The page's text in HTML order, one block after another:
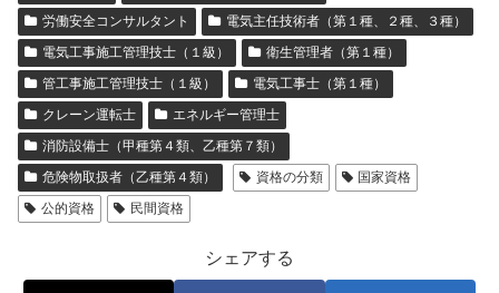
労働安全コンサルタント
電気主任技術者（第１種、２種、３種）
電気工事施工管理技士（１級）
衛生管理者（第１種）
管工事施工管理技士（１級）
電気工事士（第１種）
クレーン運転士
エネルギー管理士
消防設備士（甲種第４類、乙種第７類）
危険物取扱者（乙種第４類）
資格の分類
国家資格
公的資格
民間資格
シェアする